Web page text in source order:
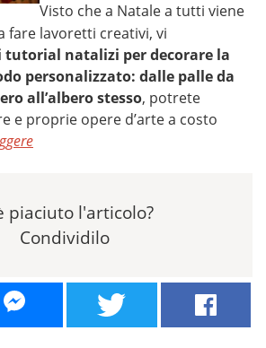
Visto che a Natale a tutti viene
fare lavoretti creativi, vi
natalizi per decorare la
personalizzato: dalle palle da
all’albero stesso, potrete
e proprie opere d’arte a costo
piaciuto l'articolo?
Condividilo